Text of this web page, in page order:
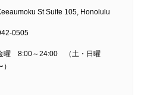
St Suite 105, Honolulu
0505
曜 8:00～24:00 （土・日曜